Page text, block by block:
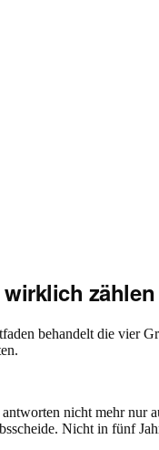
zählen
behandelt die
nicht mehr
Nicht in fünf